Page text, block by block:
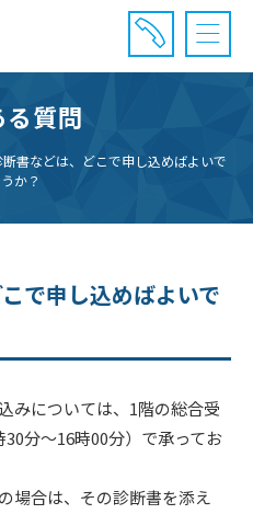
午前11時20分まで
日、年末年始
午後7時まで
質問
書などは、どこで申し込めばよいで
か？
で申し込めばよいで
みについては、1階の総合受
30分～16時00分）で承ってお
場合は、その診断書を添え